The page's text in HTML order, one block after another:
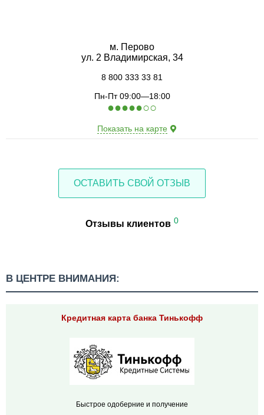
м. Перово
ул. 2 Владимирская, 34
8 800 333 33 81
Пн-Пт 09:00—18:00
●●●●●○○
Показать на карте
ОСТАВИТЬ СВОЙ ОТЗЫВ
Отзывы клиентов 0
В ЦЕНТРЕ ВНИМАНИЯ:
Кредитная карта банка Тинькофф
Быстрое одоберние и получение